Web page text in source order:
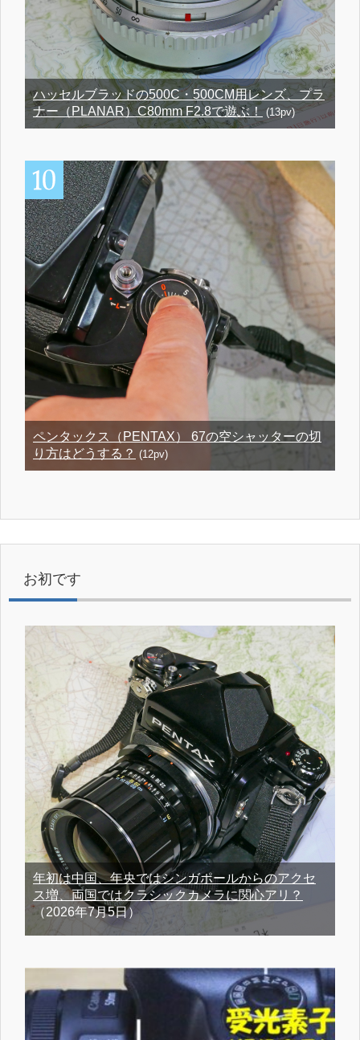
ハッセルブラッドの500C・500CM用レンズ、プラ
ナー（PLANAR）C80mm F2.8で遊ぶ！
(13pv)
ペンタックス（PENTAX） 67の空シャッターの切
り方はどうする？ (12pv)
お初です
年初は中国、年央ではシンガポールからのアクセ
ス増、両国ではクラシックカメラに関心アリ？
（2026年7月5日）